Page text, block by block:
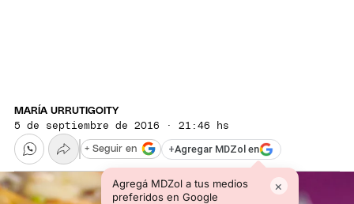
MARÍA URRUTIGOITY
5 de septiembre de 2016 · 21:46 hs
+Agregar MDZol en
Agregá MDZol a tus medios
preferidos en Google
×
+ Seguir en